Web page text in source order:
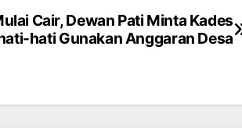
Cair, Dewan Pati Minta Kades
hati Gunakan Anggaran Desa